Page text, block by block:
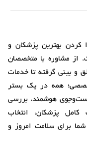
کردن بهترین پزشکان و
از مشاوره با متخصصان
و بینی گرفته تا خدمات
همه در یک بستر
هوشمند، بررسی
کامل پزشکان، انتخاب
شما برای سلامت امروز و